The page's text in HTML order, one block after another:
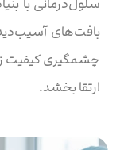
سلول‌درمانی با
بافت‌های
چشمگیری کیفیت
ارتقا بخشد.